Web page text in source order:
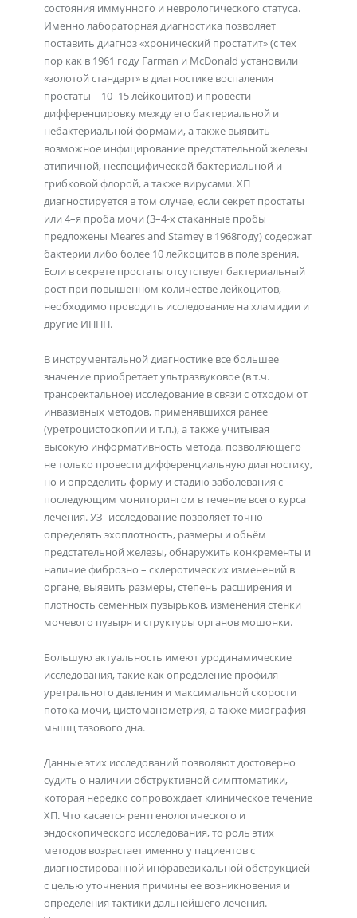
состояния иммунного и неврологического статуса.
Именно лабораторная диагностика позволяет
поставить диагноз «хронический простатит» (с тех
пор как в 1961 году Farman и McDonald установили
«золотой стандарт» в диагностике воспаления
простаты – 10–15 лейкоцитов) и провести
дифференцировку между его бактериальной и
небактериальной формами, а также выявить
возможное инфицирование предстательной железы
атипичной, неспецифической бактериальной и
грибковой флорой, а также вирусами. ХП
диагностируется в том случае, если секрет простаты
или 4–я проба мочи (3–4-х стаканные пробы
предложены Meares and Stamey в 1968году) содержат
бактерии либо более 10 лейкоцитов в поле зрения.
Если в секрете простаты отсутствует бактериальный
рост при повышенном количестве лейкоцитов,
необходимо проводить исследование на хламидии и
другие ИППП.
В инструментальной диагностике все большее
значение приобретает ультразвуковое (в т.ч.
трансректальное) исследование в связи с отходом от
инвазивных методов, применявшихся ранее
(уретроцистоскопии и т.п.), а также учитывая
высокую информативность метода, позволяющего
не только провести дифференциальную диагностику,
но и определить форму и стадию заболевания с
последующим мониторингом в течение всего курса
лечения. УЗ–исследование позволяет точно
определять эхоплотность, размеры и обьём
предстательной железы, обнаружить конкременты и
наличие фиброзно – склеротических изменений в
органе, выявить размеры, степень расширения и
плотность семенных пузырьков, изменения стенки
мочевого пузыря и структуры органов мошонки.
Большую актуальность имеют уродинамические
исследования, такие как определение профиля
уретрального давления и максимальной скорости
потока мочи, цистоманометрия, а также миография
мышц тазового дна.
Данные этих исследований позволяют достоверно
судить о наличии обструктивной симптоматики,
которая нередко сопровождает клиническое течение
ХП. Что касается рентгенологического и
эндоскопического исследования, то роль этих
методов возрастает именно у пациентов с
диагностированной инфравезикальной обструкцией
с целью уточнения причины ее возникновения и
определения тактики дальнейшего лечения.